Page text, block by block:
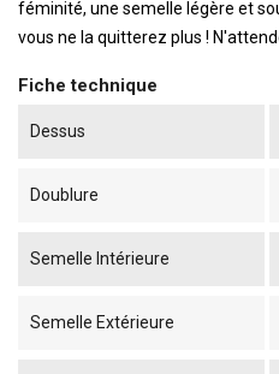
féminité, une semelle légère et
vous ne la quitterez plus !
Fiche technique
Dessus
Doublure
Semelle Intérieure
Semelle Extérieure